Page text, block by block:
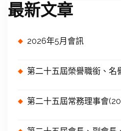
最新文章
2026年5月會訊
第二十五屆榮譽職銜、名
第二十五屆常務理事會